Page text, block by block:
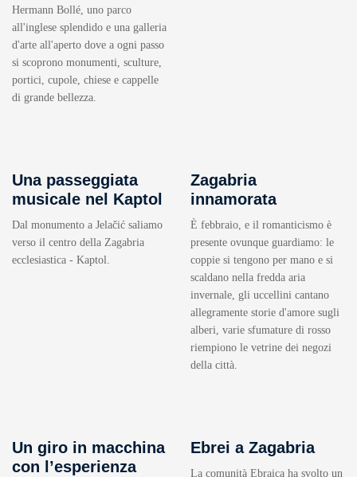
Hermann Bollé, uno parco
all'inglese splendido e una galleria
d'arte all'aperto dove a ogni passo
si scoprono monumenti, sculture,
portici, cupole, chiese e cappelle
di grande bellezza.
Una passeggiata
musicale nel Kaptol
Dal monumento a Jelačić saliamo
verso il centro della Zagabria
ecclesiastica - Kaptol.
Zagabria
innamorata
È febbraio, e il romanticismo è
presente ovunque guardiamo: le
coppie si tengono per mano e si
scaldano nella fredda aria
invernale, gli uccellini cantano
allegramente storie d'amore sugli
alberi, varie sfumature di rosso
riempiono le vetrine dei negozi
della città.
Un giro in macchina
con l’esperienza
Ebrei a Zagabria
La comunità Ebraica ha svolto un